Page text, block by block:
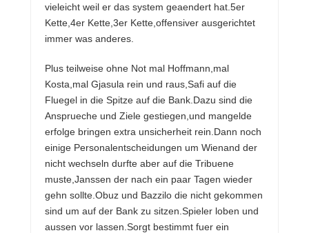
vieleicht weil er das system geaendert hat.5er
Kette,4er Kette,3er Kette,offensiver ausgerichtet
immer was anderes.
Plus teilweise ohne Not mal Hoffmann,mal
Kosta,mal Gjasula rein und raus,Safi auf die
Fluegel in die Spitze auf die Bank.Dazu sind die
Ansprueche und Ziele gestiegen,und mangelde
erfolge bringen extra unsicherheit rein.Dann noch
einige Personalentscheidungen um Wienand der
nicht wechseln durfte aber auf die Tribuene
muste,Janssen der nach ein paar Tagen wieder
gehn sollte.Obuz und Bazzilo die nicht gekommen
sind um auf der Bank zu sitzen.Spieler loben und
aussen vor lassen.Sorgt bestimmt fuer ein